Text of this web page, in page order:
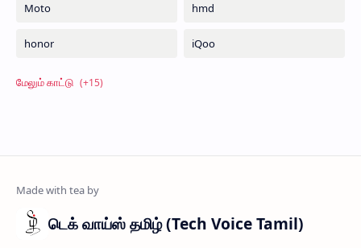
டெக் வாய்ஸ் தமிழ் (Tech Voice Tamil)